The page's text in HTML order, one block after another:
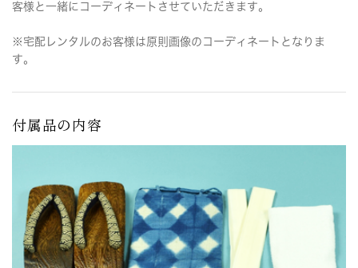
客様と一緒にコーディネートさせていただきます。
※宅配レンタルのお客様は原則画像のコーディネートとなりま
す。
付属品の内容